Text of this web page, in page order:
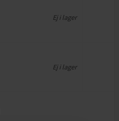
Ej i lager
Ej i lager